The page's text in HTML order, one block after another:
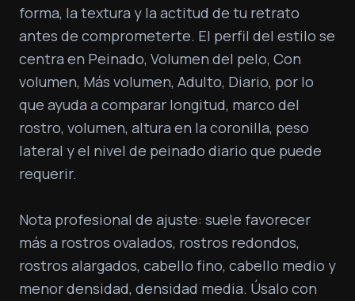
forma, la textura y la actitud de tu retrato
antes de comprometerte. El perfil del estilo se
centra en Peinado, Volumen del pelo, Con
volumen, Más volumen, Adulto, Diario, por lo
que ayuda a comparar longitud, marco del
rostro, volumen, altura en la coronilla, peso
lateral y el nivel de peinado diario que puede
requerir.
Nota profesional de ajuste: suele favorecer
más a rostros ovalados, rostros redondos,
rostros alargados, cabello fino, cabello medio y
menor densidad, densidad media. Úsalo con